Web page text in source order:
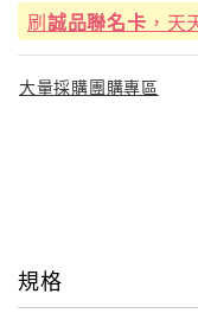
刷誠品聯名卡 ，
大量採購團購專區
規格